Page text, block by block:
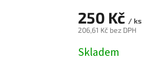
250 Kč / ks
206,61 Kč bez DPH
cena:
Skladem